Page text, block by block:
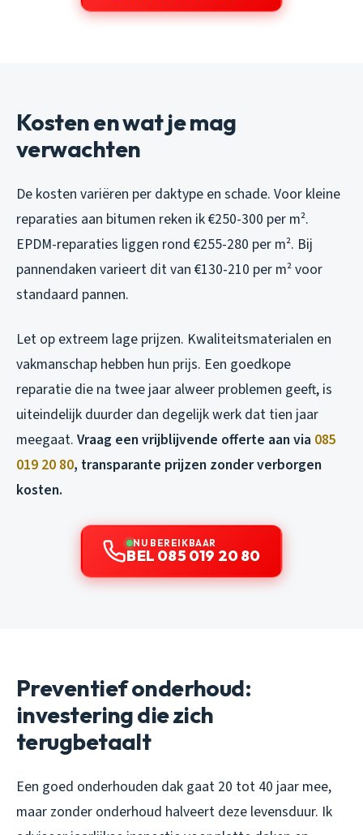
Kosten en wat je mag
verwachten
De kosten variëren per daktype en schade. Voor kleine
reparaties aan bitumen reken ik €250-300 per m².
EPDM-reparaties liggen rond €255-280 per m². Bij
pannendaken varieert dit van €130-210 per m² voor
standaard pannen.
Let op extreem lage prijzen. Kwaliteitsmaterialen en
vakmanschap hebben hun prijs. Een goedkope
reparatie die na twee jaar alweer problemen geeft, is
uiteindelijk duurder dan degelijk werk dat tien jaar
meegaat. Vraag een vrijblijvende offerte aan via 085
019 20 80, transparante prijzen zonder verborgen
kosten.
NU BEREIKBAAR
BEL 085 019 20 80
Preventief onderhoud:
investering die zich
terugbetaalt
Een goed onderhouden dak gaat 20 tot 40 jaar mee,
maar zonder onderhoud halveert deze levensduur. Ik